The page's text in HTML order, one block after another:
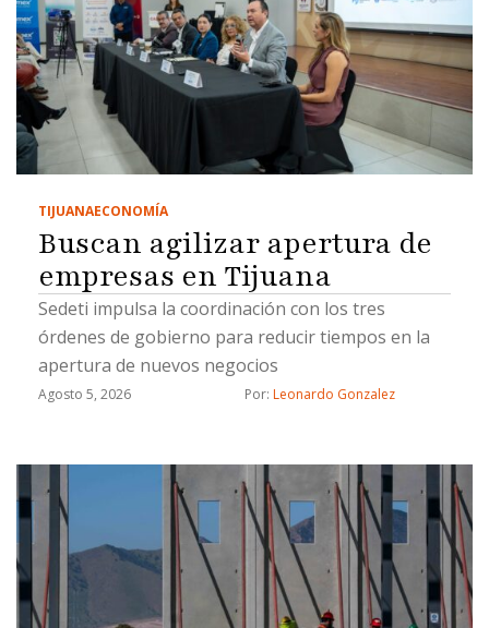
TIJUANAECONOMÍA
Buscan agilizar apertura de
empresas en Tijuana
Sedeti impulsa la coordinación con los tres
órdenes de gobierno para reducir tiempos en la
apertura de nuevos negocios
Agosto 5, 2026 Por: Leonardo Gonzalez